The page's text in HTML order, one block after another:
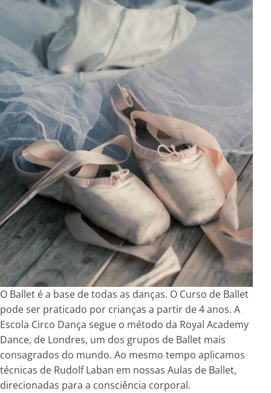
O Ballet é a base de todas as danças. O Curso de Ballet
pode ser praticado por crianças a partir de 4 anos. A
Escola Circo Dança segue o método da Royal Academy
Dance, de Londres, um dos grupos de Ballet mais
consagrados do mundo. Ao mesmo tempo aplicamos
técnicas de Rudolf Laban em nossas Aulas de Ballet,
direcionadas para a consciência corporal.